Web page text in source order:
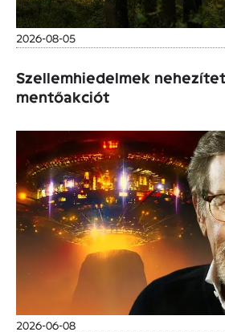
2026-08-05
Szellemhiedelmek
mentőakciót
2026-06-08